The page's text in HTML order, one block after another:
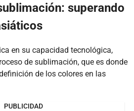
superando
en su capacidad tecnológica,
de sublimación, que es donde
de los colores en las
PUBLICIDAD